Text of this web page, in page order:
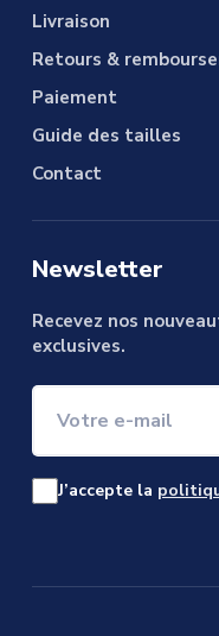
Livraison
Retours &
Paiement
Guide des tailles
Contact
Newsletter
Recevez nos
exclusives.
J’accepte la